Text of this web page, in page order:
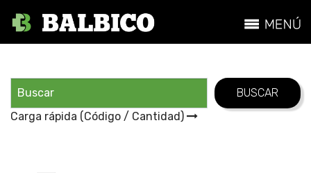
Carga rápida (Código / Cantidad)